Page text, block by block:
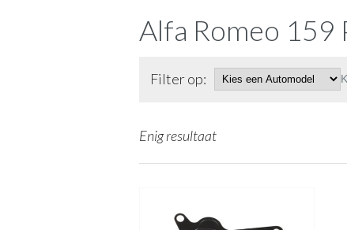
Alfa Romeo 159
Filter op:
Enig resultaat